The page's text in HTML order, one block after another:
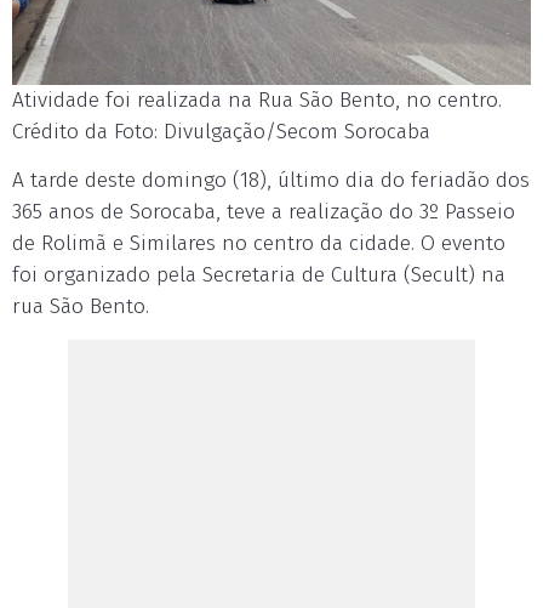
Atividade foi realizada na Rua São Bento, no centro.
Crédito da Foto: Divulgação/Secom Sorocaba
A tarde deste domingo (18), último dia do feriadão dos
365 anos de Sorocaba, teve a realização do 3º Passeio
de Rolimã e Similares no centro da cidade. O evento
foi organizado pela Secretaria de Cultura (Secult) na
rua São Bento.